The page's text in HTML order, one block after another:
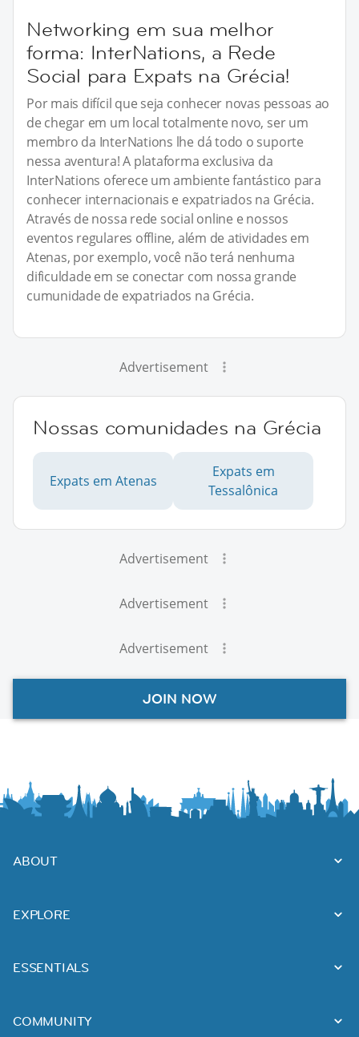
Networking em sua melhor
forma: InterNations, a Rede
Social para Expats na Grécia!
Por mais difícil que seja conhecer novas pessoas ao
de chegar em um local totalmente novo, ser um
membro da InterNations lhe dá todo o suporte
nessa aventura! A plataforma exclusiva da
InterNations oferece um ambiente fantástico para
conhecer internacionais e expatriados na Grécia.
Através de nossa rede social online e nossos
eventos regulares offline, além de atividades em
Atenas, por exemplo, você não terá nenhuma
dificuldade em se conectar com nossa grande
cumunidade de expatriados na Grécia.
Advertisement
Nossas comunidades na Grécia
Expats em Atenas
Expats em
Tessalônica
Advertisement
Advertisement
Advertisement
JOIN NOW
ABOUT
EXPLORE
ESSENTIALS
COMMUNITY